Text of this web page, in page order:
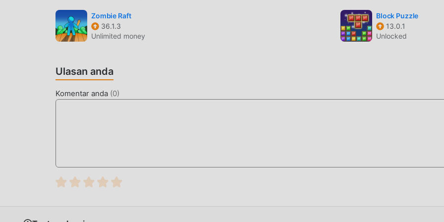
diperbarui dan melakukan peningkatan yang berani. Dengan teknologi yang lebih maju, pengalaman layar game
telah sangat ditingkatkan. Sambil mempertahankan gaya asli casual ,maksimum Ini meningkatkan pengalaman
sensorik pengguna, dan ada banyak jenis ponsel apk dengan kemampuan beradaptasi yang sangat baik,
MOD UNIK
menghilangkan proses ini, sehingga membantu Anda fokus menikmati kegembiraan permainan itu sendiri
UNDUH SEKARANG
Cukup klik tombol unduh untuk menginstal aplikasi moddroid, Anda dapat langsung mengunduh versi mod
MineSweeper Mayhem 14 dalam paket instalasi moddroid dengan satu klik, dan ada lebih banyak game mod
Zombie Raft
36.1.3
Unlimited money
Block Puzzle
13.0.1
Unlocked
Ulasan anda
Komentar anda (0)